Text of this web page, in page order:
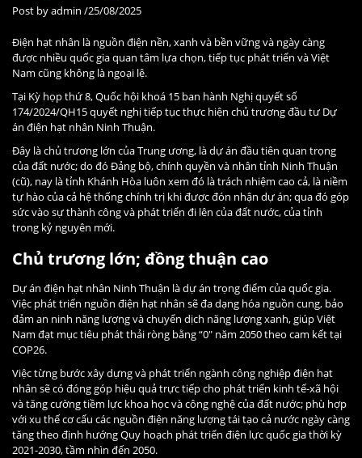
Post byadmin /25/08/2025
Điện hạt nhân là nguồn điện nền, xanh và bền vững và ngày càng
được nhiều quốc gia quan tâm lựa chọn, tiếp tục phát triển và Việt
Nam cũng không là ngoại lệ.
Tại Kỳ họp thứ 8, Quốc hội khoá 15 ban hành Nghị quyết số
174/2024/QH15 quyết nghị tiếp tục thực hiện chủ trương đầu tư Dự
án điện hạt nhân Ninh Thuận.
Đây là chủ trương lớn của Trung ương, là dự án đầu tiên quan trọng
của đất nước; do đó Đảng bộ, chính quyền và nhân tỉnh Ninh Thuận
(cũ), nay là tỉnh Khánh Hòa luôn xem đó là trách nhiệm cao cả, là niềm
tự hào của cả hệ thống chính trị khi được đón nhận dự án; qua đó góp
sức vào sự thành công và phát triển đi lên của đất nước, của tỉnh
trong kỷ nguyên mới.
Chủ trương lớn; đồng thuận cao
Dự án điện hạt nhân Ninh Thuận là dự án trọng điểm của quốc gia.
Việc phát triển nguồn điện hạt nhân sẽ đa dạng hóa nguồn cung, bảo
đảm an ninh năng lượng và chuyển dịch năng lượng xanh, giúp Việt
Nam đạt mục tiêu phát thải ròng bằng “0" năm 2050 theo cam kết tại
COP26.
Việc từng bước xây dựng và phát triển ngành công nghiệp điện hạt
nhân sẽ có đóng góp hiệu quả trực tiếp cho phát triển kinh tế-xã hội
và tăng cường tiềm lực khoa học và công nghệ của đất nước; phù hợp
với xu thế cơ cấu các nguồn điện năng lượng tái tạo cả nước ngày càng
tăng theo định hướng Quy hoạch phát triển điện lực quốc gia thời kỳ
2021-2030, tầm nhìn đến 2050.